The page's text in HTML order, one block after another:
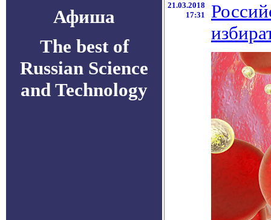
Афиша
The best of
Russian Science
and Technology
21.03.2018
17:31